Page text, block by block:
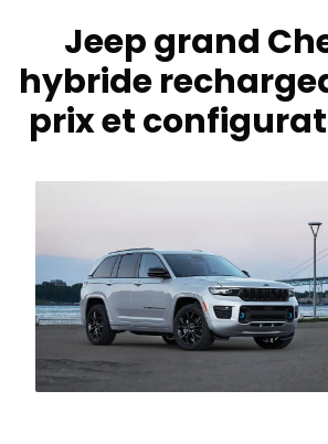
Jeep grand
hybride
prix et